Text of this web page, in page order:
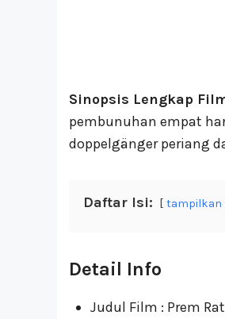
Sinopsis Lengkap
pembunuhan empat
doppelgänger periang
Daftar Isi: tampilkan
Detail Info
Judul Film : Prem